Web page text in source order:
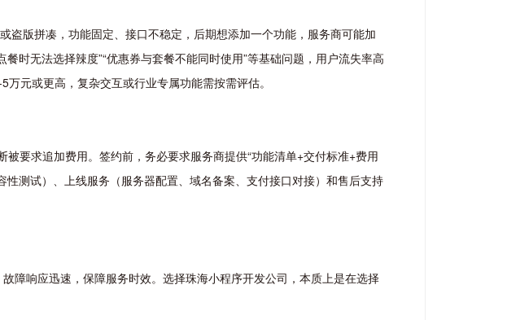
盗版拼凑，功能固定、接口不稳定，后期想添加一个功能，服务商可能加
时无法选择辣度”“优惠券与套餐不能同时使用”等基础问题，用户流失率高
元或更高，复杂交互或行业专属功能需按需评估。
要求追加费用。签约前，务必要求服务商提供“功能清单+交付标准+费用
测试）、上线服务（服务器配置、域名备案、支付接口对接）和售后支持
障响应迅速，保障服务时效。 选择珠海小程序开发公司，本质上是在选择